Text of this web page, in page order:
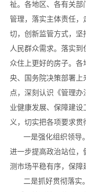
祉。各地区、各有关部
管理，落实主体责任，
切，创新监管方式，坚
人民群众需求。落实
众住上更好的房子。
央、国务院决策部署上
点，深刻认识《管理
业健康发展、保障建
义，切实把各项要求贯
一是强化组织领导。
进一步提高政治站位，
测市场平稳有序，保障
二是抓好贯彻落实。